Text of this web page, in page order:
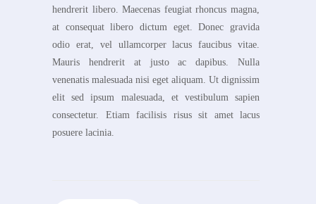
hendrerit libero. Maecenas feugiat rhoncus magna,
at consequat libero dictum eget. Donec gravida
odio erat, vel ullamcorper lacus faucibus vitae.
Mauris hendrerit at justo ac dapibus. Nulla
venenatis malesuada nisi eget aliquam. Ut dignissim
elit sed ipsum malesuada, et vestibulum sapien
consectetur. Etiam facilisis risus sit amet lacus
posuere lacinia.